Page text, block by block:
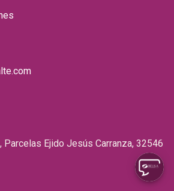
Parcelas Ejido Jesús Carranza, 32546